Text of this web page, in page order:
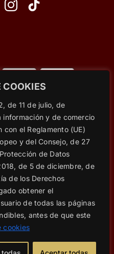
COOKIES
de 11 de julio, de
y de comercio
con el Reglamento (UE)
y del Consejo, de 27
de Datos
de 5 de diciembre, de
de los Derechos
obtener el
de todas las páginas
antes de que este
cookies
Wet Secrets | All Rights
bySocial Web SEO
PRIVACIDAD|Política de
|Condiciones generales de
al BLOG
web